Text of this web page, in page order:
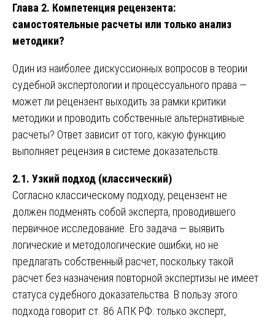
Глава 2. Компетенция рецензента:
самостоятельные расчеты или только анализ
методики?
Один из наиболее дискуссионных вопросов в теории
судебной экспертологии и процессуального права —
может ли рецензент выходить за рамки критики
методики и проводить собственные альтернативные
расчеты? Ответ зависит от того, какую функцию
выполняет рецензия в системе доказательств.
2.1. Узкий подход (классический)
Согласно классическому подходу, рецензент не
должен подменять собой эксперта, проводившего
первичное исследование. Его задача — выявить
логические и методологические ошибки, но не
предлагать собственный расчет, поскольку такой
расчет без назначения повторной экспертизы не имеет
статуса судебного доказательства. В пользу этого
подхода говорит ст. 86 АПК РФ: только эксперт,